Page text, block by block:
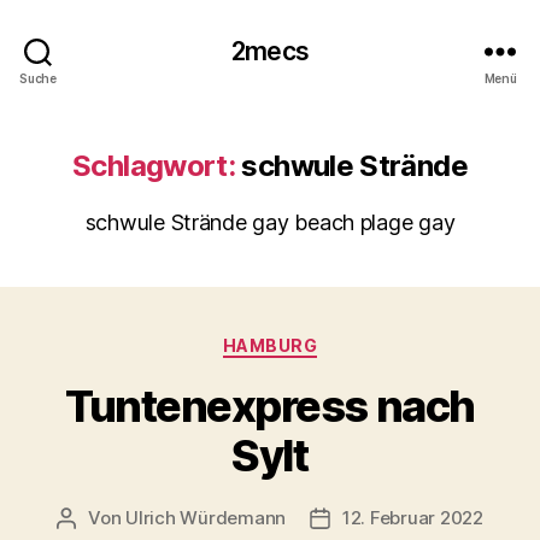
Suche
2mecs
Menü
Schlagwort:schwule Strände
schwule Strände gay beach plage gay
Kategorien
HAMBURG
Tuntenexpress nach
Sylt
Beitragsautor
Von Ulrich Würdemann Beitragsdatum
12. Februar 2022